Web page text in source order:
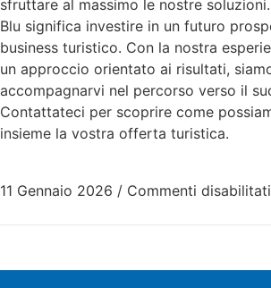
sfruttare al massimo le nostre
Blu significa investire in un futuro
business turistico. Con la nostra
un approccio orientato ai risultati,
accompagnarvi nel percorso verso il
Contattateci per scoprire come
insieme la vostra offerta turistica.
11 Gennaio 2026 / Commenti disabilitati